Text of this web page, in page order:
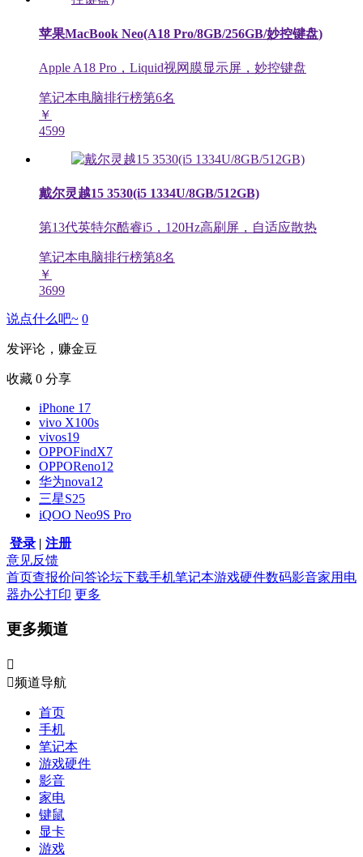
苹果MacBook Neo(A18 Pro/8GB/256GB/妙控键盘)
Apple A18 Pro，Liquid视网膜显示屏，妙控键盘
笔记本电脑排行榜第6名
￥
4599
戴尔灵越15 3530(i5 1334U/8GB/512GB)
第13代英特尔酷睿i5，120Hz高刷屏，自适应散热
笔记本电脑排行榜第8名
￥
3699
说点什么吧~ 0
发评论，赚金豆
收藏 0 分享
iPhone 17
vivo X100s
vivos19
OPPOFindX7
OPPOReno12
华为nova12
三星S25
iQOO Neo9S Pro
登录
注册
意见反馈
首页查报价问答论坛 下载手机笔记本游戏硬件数码影音家用电
器办公打印 更多
更多频道

频道导航
首页
手机
笔记本
游戏硬件
影音
家电
键鼠
显卡
游戏